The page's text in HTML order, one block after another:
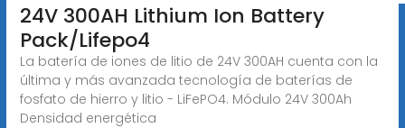
24V 300AH Lithium Ion Battery
Pack/Lifepo4
La batería de iones de litio de 24V 300AH cuenta con la
última y más avanzada tecnología de baterías de
fosfato de hierro y litio - LiFePO4. Módulo 24V 300Ah
Densidad energética